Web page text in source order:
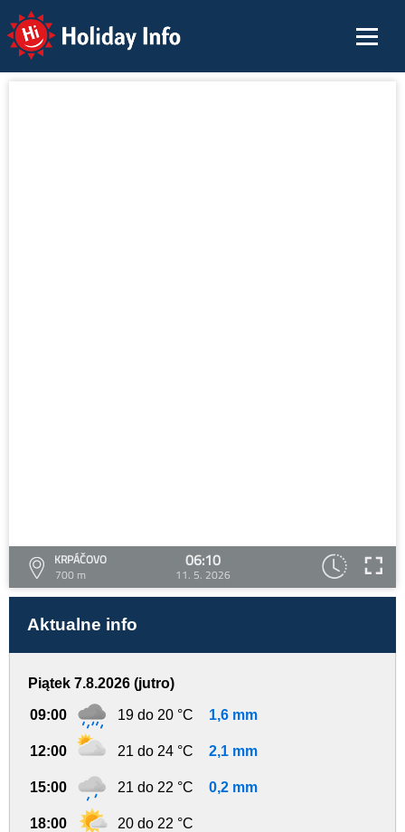
Holiday Info
KRPÁČOVO
700 m
06:10
11. 5. 2026
Aktualne info
Piątek 7.8.2026 (jutro)
09:00 19 do 20 °C 1,6 mm
12:00 21 do 24 °C 2,1 mm
15:00 21 do 22 °C 0,2 mm
18:00 20 do 22 °C